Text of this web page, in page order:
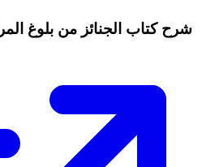
شرح كتاب الجنائز من بلوغ